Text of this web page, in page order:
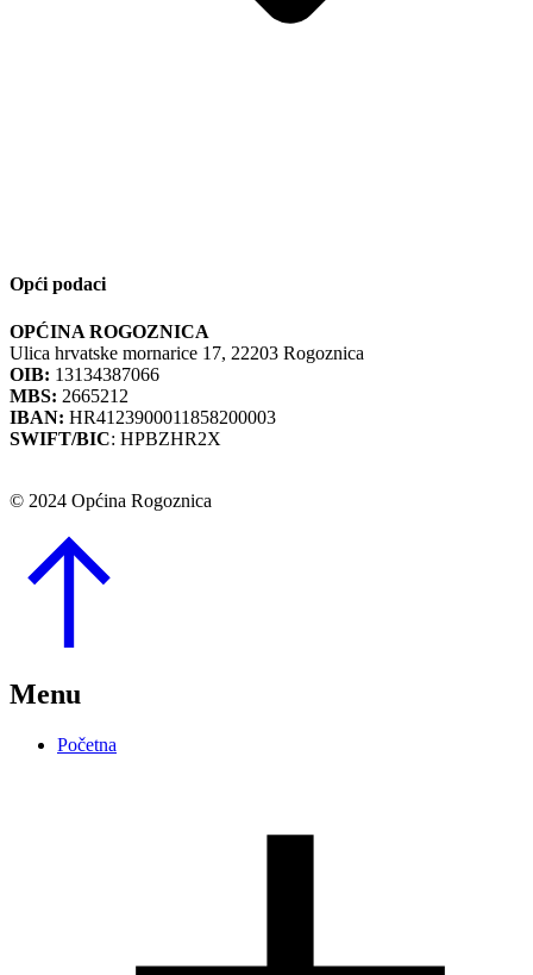
Opći podaci
OPĆINA ROGOZNICA
Ulica hrvatske mornarice 17, 22203 Rogoznica
OIB: 13134387066
MBS: 2665212
IBAN: HR4123900011858200003
SWIFT/BIC: HPBZHR2X
© 2024 Općina Rogoznica
Menu
Početna